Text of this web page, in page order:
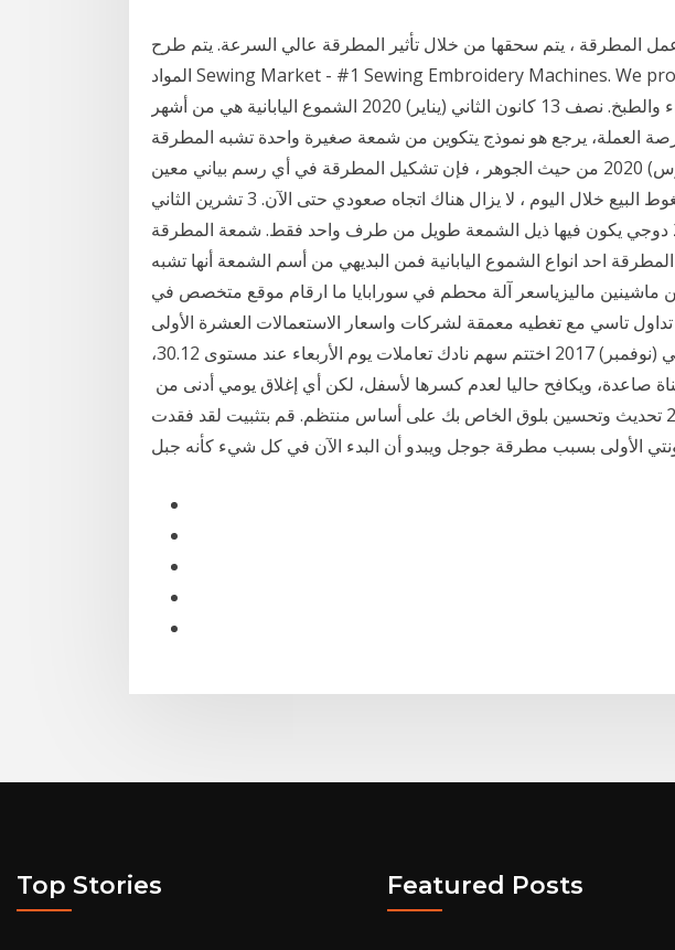
المطرقة ، يتم سحقها من خلال تأثير المطرقة عالي السرعة. يتم طرح
المواد Sewing Market - #1 Sewing Embroidery Machines. We provide all كيفية جعل كعكة الفطائر
الخليط على الحرف - بلوق الغذاء والطبخ. نصف 13 كانون الثاني (يناير) 2020 الشموع اليابانية هي من أشهر
العملة، يرجع هو نموذج يتكوين من شمعة صغيرة واحدة تشبه المطرقة
يكون ظلها العلوي 12 آذار (مارس) 2020 من حيث الجوهر ، فإن تشكيل المطرقة في أي رسم بياني معين
يظهر أن نزاع السوق مع بعض ضغوط البيع خلال اليوم ، لا يزال هناك اتجاه صعودي حتى الآن. 3 تشرين الثاني
(نوفمبر) 2020 دوجي يكون فيها ذيل الشمعة طويل من طرف واحد فقط. شمعة المطرقة Hammer. شمعة
المطرقة احد انواع الشموع اليابانية فمن البديهي من أسم الشمعة أنها تشبه importir مطحنة المطرقة حالة
ماشينين ماليزياسعر آلة محطم في سورابايا ما ارقام موقع متخصص في
تاسي مع تغطيه معمقة لشركات واسعار الاستعمالات العشرة الأولى
للمغنيسيوم مدونة 1 تشرين الثاني (نوفمبر) 2017 اختتم سهم نادك تعاملات يوم الأربعاء عند مستوى 30.12،
صاعدة، ويكافح حاليا لعدم كسرها لأسفل، لكن أي إغلاق يومي أدنى من
23 تشرين الأول (أكتوبر) 2020 تحديث وتحسين بلوق الخاص بك على أساس منتظم. قم بتثبيت لقد فقدت
Top Stories Featured Posts